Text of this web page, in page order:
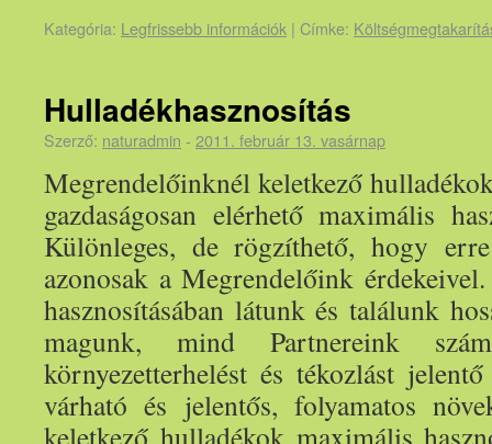
Kategória: Legfrissebb információk | Címke:
Hulladékhasznosítás
Szerző: naturadmin - 2011. február 13. vasárnap
Megrendelőinknél keletkező
gazdaságosan elérhető maximális
Különleges, de rögzíthető, hogy
azonosak a Megrendelőink
hasznosításában látunk és találunk
magunk, mind Partnereink
környezetterhelést és tékozlást
várható és jelentős, folyamatos
keletkező hulladékok maximális